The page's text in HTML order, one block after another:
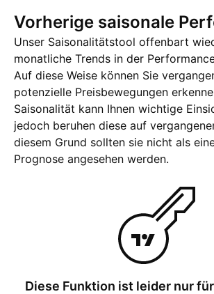
Vorherige saisonale
Unser Saisonalitätstool offenbart
monatliche Trends in der
Auf diese Weise können Sie
potenzielle Preisbewegungen
Saisonalität kann Ihnen wichtige
jedoch beruhen diese auf
diesem Grund sollten sie nicht als
Prognose angesehen werden.
Diese Funktion ist leider nur